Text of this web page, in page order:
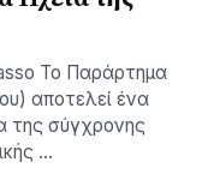
Το Παράρτημα
αποτελεί ένα
της σύγχρονης
…